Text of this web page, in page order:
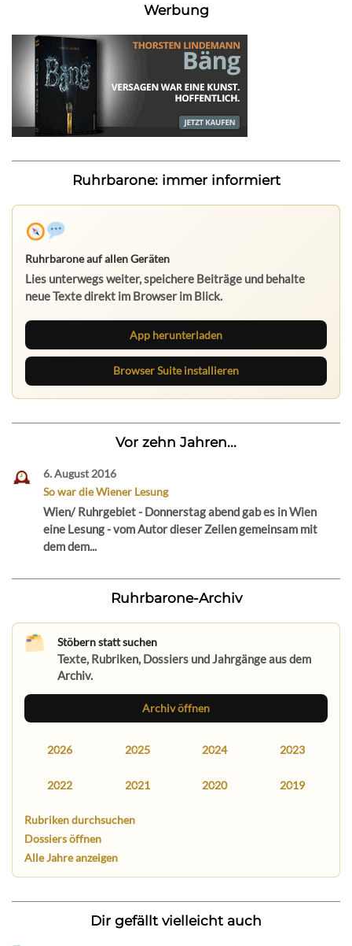
Werbung
Ruhrbarone: immer informiert
Ruhrbarone auf allen Geräten
Lies unterwegs weiter, speichere Beiträge und behalte
neue Texte direkt im Browser im Blick.
App herunterladen
Browser Suite installieren
Vor zehn Jahren...
6. August 2016
So war die Wiener Lesung
Wien/ Ruhrgebiet - Donnerstag abend gab es in Wien
eine Lesung - vom Autor dieser Zeilen gemeinsam mit
dem dem...
Ruhrbarone-Archiv
Stöbern statt suchen
Texte, Rubriken, Dossiers und Jahrgänge aus dem
Archiv.
Archiv öffnen
2026 2025 2024 2023
2022 2021 2020 2019
Rubriken durchsuchen
Dossiers öffnen
Alle Jahre anzeigen
Dir gefällt vielleicht auch